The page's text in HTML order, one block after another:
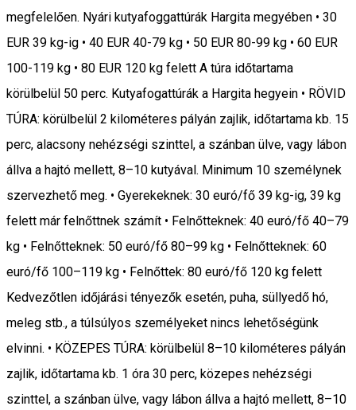
megfelelően. Nyári kutyafoggattúrák Hargita megyében • 30
EUR 39 kg-ig • 40 EUR 40-79 kg • 50 EUR 80-99 kg • 60 EUR
100-119 kg • 80 EUR 120 kg felett A túra időtartama
körülbelül 50 perc. Kutyafogattúrák a Hargita hegyein • RÖVID
TÚRA: körülbelül 2 kilométeres pályán zajlik, időtartama kb. 15
perc, alacsony nehézségi szinttel, a szánban ülve, vagy lábon
állva a hajtó mellett, 8–10 kutyával. Minimum 10 személynek
szervezhető meg. • Gyerekeknek: 30 euró/fő 39 kg-ig, 39 kg
felett már felnőttnek számít • Felnőtteknek: 40 euró/fő 40–79
kg • Felnőtteknek: 50 euró/fő 80–99 kg • Felnőtteknek: 60
euró/fő 100–119 kg • Felnőttek: 80 euró/fő 120 kg felett
Kedvezőtlen időjárási tényezők esetén, puha, süllyedő hó,
meleg stb., a túlsúlyos személyeket nincs lehetőségünk
elvinni. • KÖZEPES TÚRA: körülbelül 8–10 kilométeres pályán
zajlik, időtartama kb. 1 óra 30 perc, közepes nehézségi
szinttel, a szánban ülve, vagy lábon állva a hajtó mellett, 8–10